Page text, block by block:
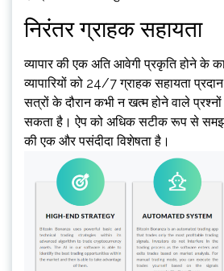
निरंतर ग्राहक सहायता
व्यापार की एक अति आवेगी प्रकृति होने के
व्यापारियों को 24/7 ग्राहक सहायता
सत्रों के दौरान कभी न खत्म होने वाले
सकता है। ऐप को अधिक सटीक रूप से समझने
की एक और पसंदीदा विशेषता है।